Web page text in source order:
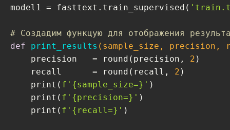
model1 = fasttext.train_supervised(
# Создадим функцую для отображения
def
print_results (sample_size, precision,
    precision   = round(precision,
2 )
    recall      = round(recall,
2 )
    print(
f' {sample_size=} ' )
    print(
f' {precision=} ' )
    print(
f' {recall=} ' )